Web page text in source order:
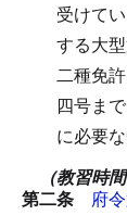
受けて
する大
二種免
四号ま
に必要
（教習時
第二条 府